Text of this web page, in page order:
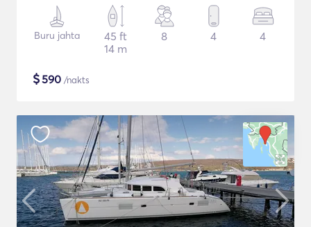
Buru jahta
45 ft
14 m
8 4 4
$590 /nakts